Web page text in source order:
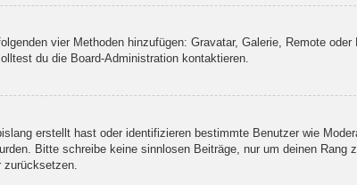
vier Methoden hinzufügen: Gravatar, Galerie, Remote
du die Board-Administration kontaktieren.
erstellt hast oder identifizieren bestimmte Benutzer wie
Bitte schreibe keine sinnlosen Beiträge, nur um deinen